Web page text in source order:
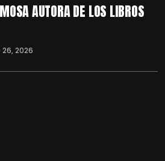
AUTORA DE LOS LIBROS
26, 2026